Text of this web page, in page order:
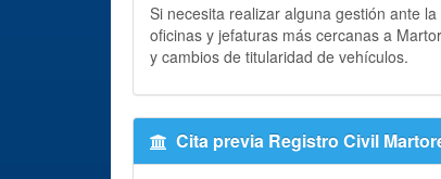
Si necesita realizar alguna gestión ante
oficinas y jefaturas más cercanas a
y cambios de titularidad de vehículos.
Cita previa Registro Civil